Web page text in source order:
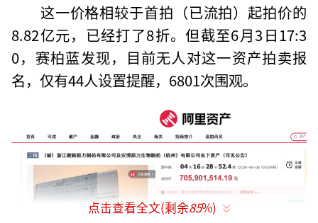
这一价格相较于首拍（已流拍）起拍价的
8.82亿元，已经打了8折。但截至6月3日17:3
0，赛柏蓝发现，目前无人对这一资产拍卖报
名，仅有44人设置提醒，6801次围观。
点击查看全文(剩余85%)